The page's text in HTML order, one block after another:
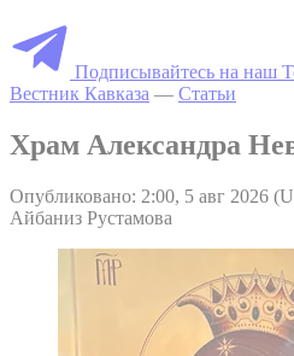
Подписывайтесь на наш
Вестник Кавказа — Статьи
Храм Александра
Опубликовано: 2:00, 5 авг 2026
Айбаниз Рустамова